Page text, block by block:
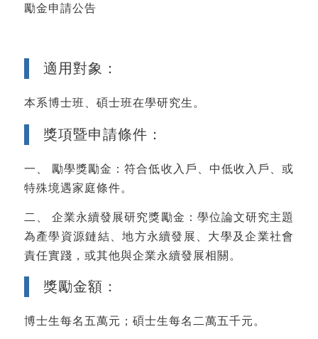
勵金申請公告
適用對象：
本系博士班、碩士班在學研究生。
獎項暨申請條件：
一、 勵學獎勵金：符合低收入戶、中低收入戶、或
特殊境遇家庭條件。
二、 企業永續發展研究獎勵金：學位論文研究主題
為產學資源鏈結、地方永續發展、大學及企業社會
責任實踐，或其他與企業永續發展相關。
獎勵金額：
博士生每名五萬元；碩士生每名二萬五千元。